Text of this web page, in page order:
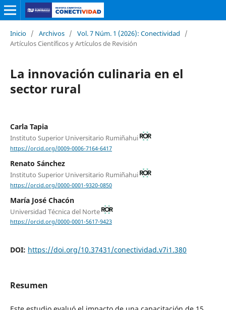
Inicio / Archivos / Vol. 7 Núm. 1 (2026): Conectividad
/
Artículos Científicos y Artículos de Revisión
La innovación culinaria en el
sector rural
Carla Tapia
Instituto Superior Universitario Rumiñahui
https://orcid.org/0009-0006-7164-6417
Renato Sánchez
Instituto Superior Universitario Rumiñahui
https://orcid.org/0000-0001-9320-0850
María José Chacón
Universidad Técnica del Norte
https://orcid.org/0000-0001-5617-9423
DOI: https://doi.org/10.37431/conectividad.v7i1.380
Resumen